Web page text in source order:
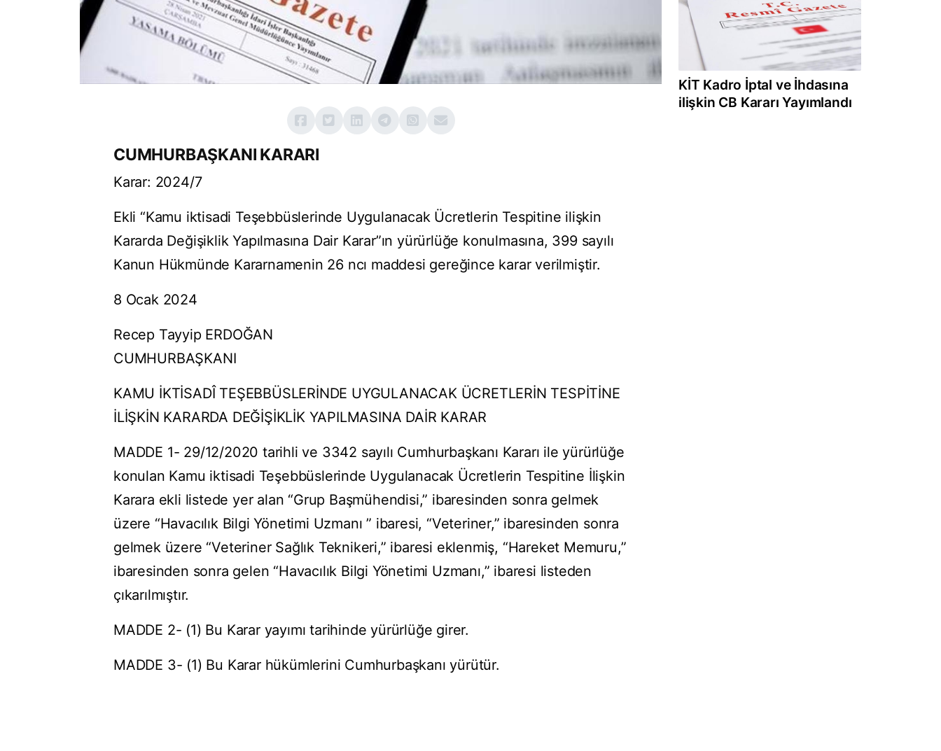
CUMHURBAŞKANI KARARI
Karar: 2024/7
Ekli “Kamu iktisadi Teşebbüslerinde Uygulanacak Ücretlerin Tespitine ilişkin
Kararda Değişiklik Yapılmasına Dair Karar”ın yürürlüğe konulmasına, 399 sayılı
Kanun Hükmünde Kararnamenin 26 ncı maddesi gereğince karar verilmiştir.
8 Ocak 2024
Recep Tayyip ERDOĞAN
CUMHURBAŞKANI
KAMU İKTİSADÎ TEŞEBBÜSLERİNDE UYGULANACAK ÜCRETLERİN TESPİTİNE
İLİŞKİN KARARDA DEĞİŞİKLİK YAPILMASINA DAİR KARAR
MADDE 1- 29/12/2020 tarihli ve 3342 sayılı Cumhurbaşkanı Kararı ile yürürlüğe
konulan Kamu iktisadi Teşebbüslerinde Uygulanacak Ücretlerin Tespitine İlişkin
Karara ekli listede yer alan “Grup Başmühendisi,” ibaresinden sonra gelmek
üzere “Havacılık Bilgi Yönetimi Uzmanı ” ibaresi, “Veteriner,” ibaresinden sonra
gelmek üzere “Veteriner Sağlık Teknikeri,” ibaresi eklenmiş, “Hareket Memuru,”
ibaresinden sonra gelen “Havacılık Bilgi Yönetimi Uzmanı,” ibaresi listeden
çıkarılmıştır.
MADDE 2- (1) Bu Karar yayımı tarihinde yürürlüğe girer.
MADDE 3- (1) Bu Karar hükümlerini Cumhurbaşkanı yürütür.
KİT Kadro İptal ve İhdasına
ilişkin CB Kararı Yayımlandı